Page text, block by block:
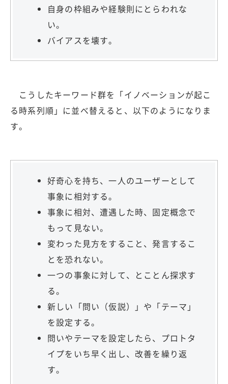
自身の枠組みや経験則にとらわれな
い。
バイアスを壊す。
こうしたキーワード群を「イノベーションが起こ
る時系列順」に並べ替えると、以下のようになりま
す。
好奇心を持ち、一人のユーザーとして
事象に相対する。
事象に相対、遭遇した時、固定概念で
もって見ない。
変わった見方をすること、発言するこ
とを恐れない。
一つの事象に対して、とことん探求す
る。
新しい「問い（仮説）」や「テーマ」
を設定する。
問いやテーマを設定したら、プロトタ
イプをいち早く出し、改善を繰り返
す。